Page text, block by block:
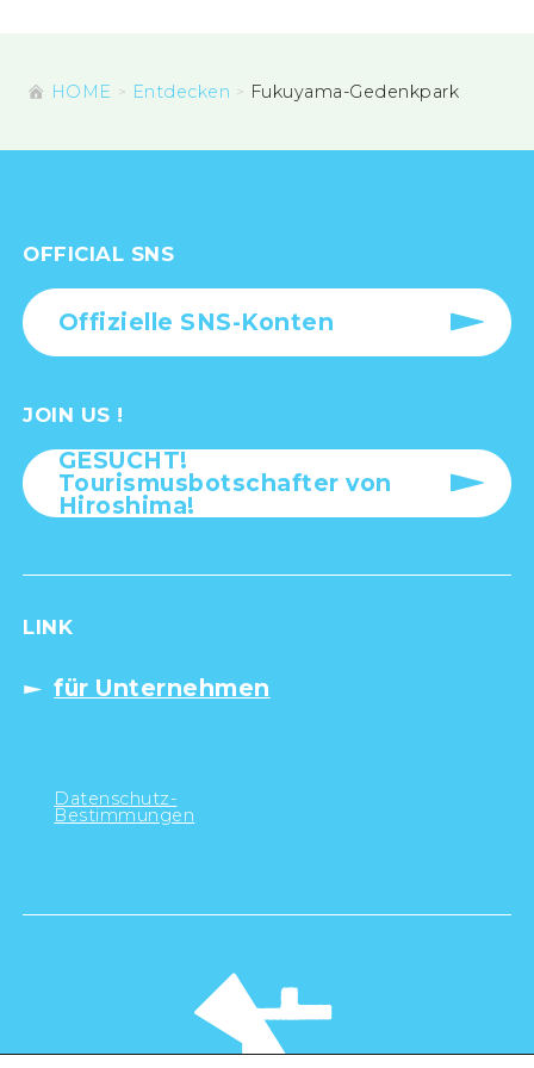
HOME Entdecken Fukuyama-Gedenkpark
OFFICIAL SNS
Offizielle SNS-Konten
JOIN US !
GESUCHT!
Tourismusbotschafter von
Hiroshima!
LINK
für Unternehmen
Datenschutz-
Bestimmungen